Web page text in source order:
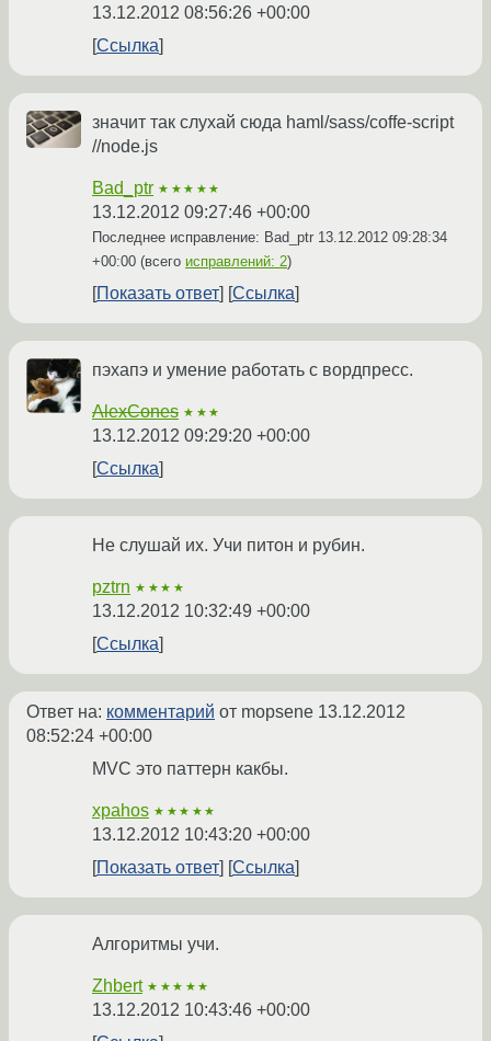
13.12.2012 08:56:26 +00:00
Ссылка
значит так слухай сюда haml/sass/coffe-script
//node.js
Bad_ptr ★★★★★
13.12.2012 09:27:46 +00:00
Последнее исправление: Bad_ptr 13.12.2012 09:28:34
+00:00 (всего исправлений: 2)
Показать ответ Ссылка
пэхапэ и умение работать с вордпресс.
AlexCones ★★★
13.12.2012 09:29:20 +00:00
Ссылка
Не слушай их. Учи питон и рубин.
pztrn ★★★★
13.12.2012 10:32:49 +00:00
Ссылка
Ответ на: комментарий от mopsene 13.12.2012
08:52:24 +00:00
MVC это паттерн какбы.
xpahos ★★★★★
13.12.2012 10:43:20 +00:00
Показать ответ
Ссылка
Алгоритмы учи.
Zhbert ★★★★★
13.12.2012 10:43:46 +00:00